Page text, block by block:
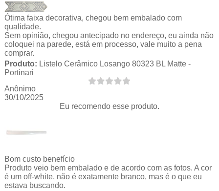
Ótima faixa decorativa, chegou bem embalado com
qualidade.
Sem opinião, chegou antecipado no endereço, eu ainda não
coloquei na parede, está em processo, vale muito a pena
comprar.
Produto: Listelo Cerâmico Losango 80323 BL Matte -
Portinari
Anônimo
30/10/2025
Eu recomendo esse produto.
Bom custo benefício
Produto veio bem embalado e de acordo com as fotos. A cor
é um off-white, não é exatamente branco, mas é o que eu
estava buscando.